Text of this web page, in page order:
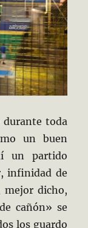
durante toda
un buen
un partido
infinidad de
mejor dicho,
cañón» se
los guardo